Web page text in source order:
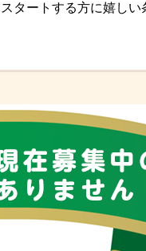
タートする方に嬉し